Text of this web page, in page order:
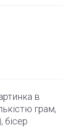
в
грам,
бісер